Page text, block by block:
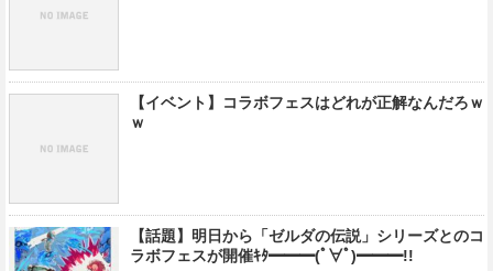
【イベント】コラボフェスはどれが正解なんだろｗ
ｗ
【話題】明日から「ゼルダの伝説」シリーズとのコ
ラボフェスが開催ｷﾀ━━━(ﾟ∀ﾟ)━━━!!